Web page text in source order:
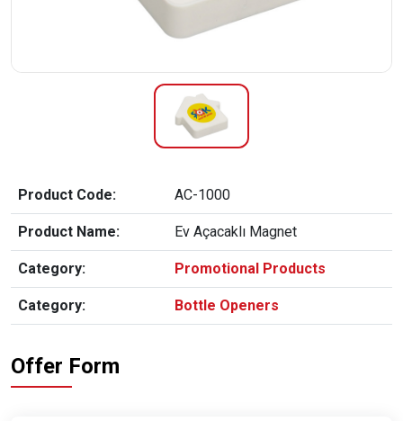
Product Code: AC-1000
Product Name: Ev Açacaklı Magnet
Category: Promotional Products
Category: Bottle Openers
Offer Form